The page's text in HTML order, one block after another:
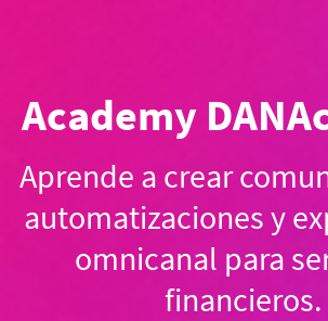
Academy
Aprende a crear
automatizaciones y
omnicanal para
financieros.